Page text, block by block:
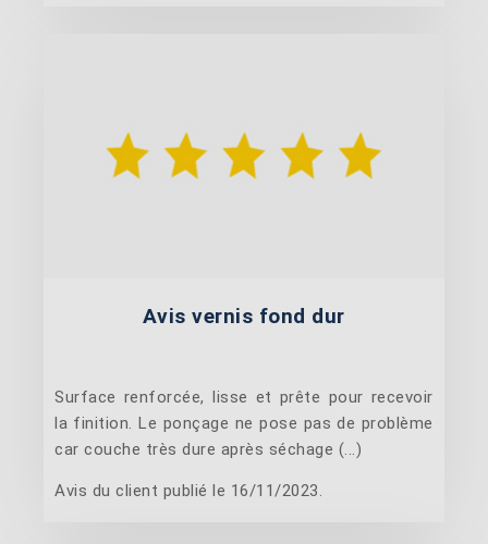
Avis vernis fond dur
Surface renforcée, lisse et prête pour recevoir
la finition. Le ponçage ne pose pas de problème
car couche très dure après séchage (...)
Avis du client publié le 16/11/2023.